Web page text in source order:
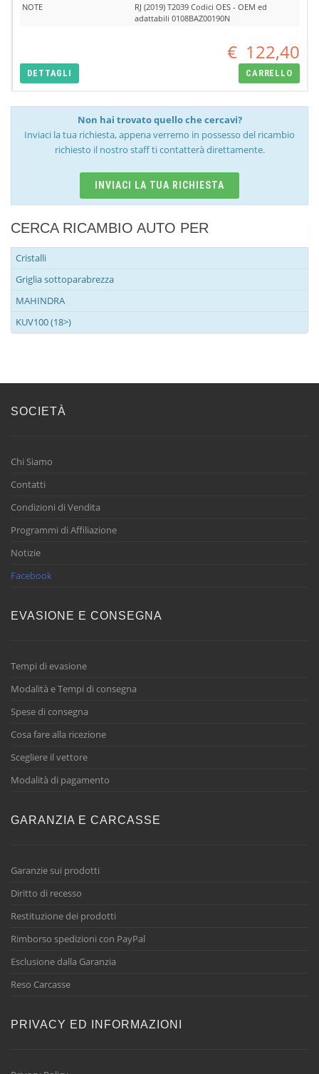
NOTE
RJ (2019) T2039 Codici OES - OEM ed
adattabili 0108BAZ00190N
€ 122,40
DETTAGLI CARRELLO
Non hai trovato quello che cercavi?
Inviaci la tua richiesta, appena verremo in possesso del ricambio
richiesto il nostro staff ti contatterà direttamente.
INVIACI LA TUA RICHIESTA
CERCA RICAMBIO AUTO PER
Cristalli
Griglia sottoparabrezza
MAHINDRA
KUV100 (18>)
SOCIETÀ
Chi Siamo
Contatti
Condizioni di Vendita
Programmi di Affiliazione
Notizie
Facebook
EVASIONE E CONSEGNA
Tempi di evasione
Modalità e Tempi di consegna
Spese di consegna
Cosa fare alla ricezione
Scegliere il vettore
Modalità di pagamento
GARANZIA E CARCASSE
Garanzie sui prodotti
Diritto di recesso
Restituzione dei prodotti
Rimborso spedizioni con PayPal
Esclusione dalla Garanzia
Reso Carcasse
PRIVACY ED INFORMAZIONI